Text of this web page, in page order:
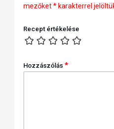
mezőket*karakterrel
Recept értékelése
Hozzászólás *